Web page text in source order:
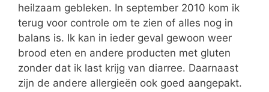
heilzaam gebleken. In september 2010 kom ik
terug voor controle om te zien of alles nog in
balans is. Ik kan in ieder geval gewoon weer
brood eten en andere producten met gluten
zonder dat ik last krijg van diarree. Daarnaast
zijn de andere allergieën ook goed aangepakt.